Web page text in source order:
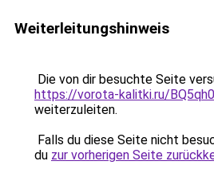
Weiterleitungshinweis
Die von dir besuchte Seite
https://vorota-kalitki.ru/
weiterzuleiten.
Falls du diese Seite nicht
du zur vorherigen Seite